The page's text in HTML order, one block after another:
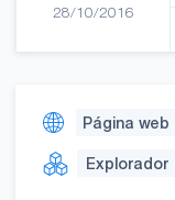
28/10/2016
Página web
Explorador